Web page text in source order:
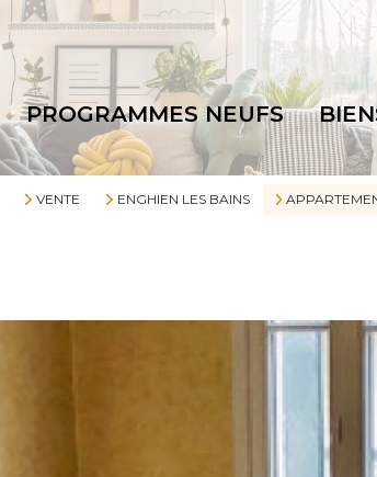
PROGRAMMES NEUFS
VENTE ENGHIEN LES BAINS